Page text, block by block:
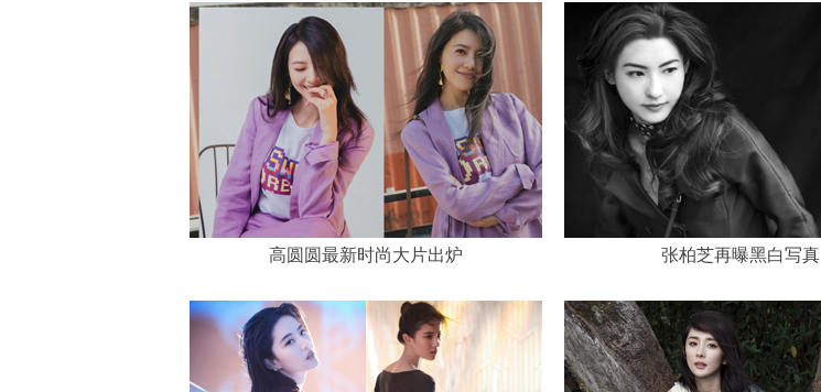
高圆圆最新时尚大片出炉 张柏芝再曝黑白写真